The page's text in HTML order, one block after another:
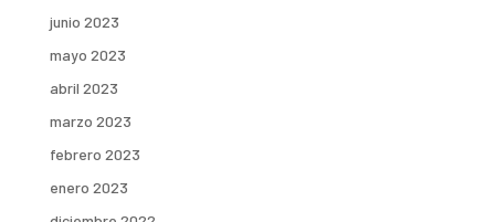
junio 2023
mayo 2023
abril 2023
marzo 2023
febrero 2023
enero 2023